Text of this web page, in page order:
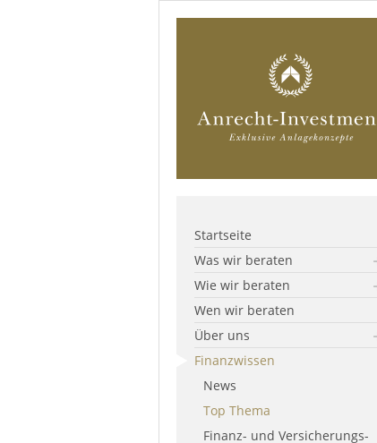
Startseite
Was wir beraten
Wie wir beraten
Wen wir beraten
Über uns
Finanzwissen
News
Top Thema
Finanz- und Versicherungs-